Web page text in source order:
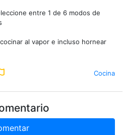
entre 1 de 6 modos de
al vapor e incluso hornear
Cocina